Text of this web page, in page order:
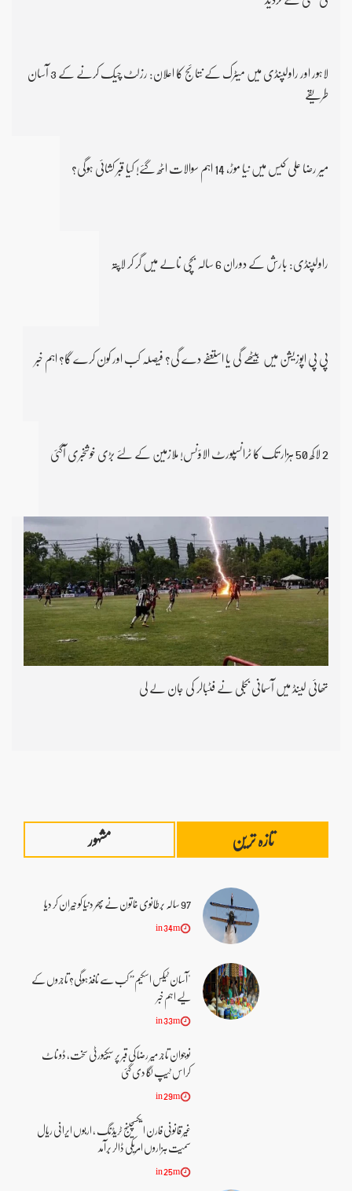
لاہور اور راولپنڈی میں میٹرک کے نتائج کا اعلان: رزلٹ چیک کرنے کے 3 آسان
طریقے
میر رضا علی کیس میں نیا موڑ، 14 اہم سوالات اٹھ گئے! کیا قبر کشائی ہوگی؟
راولپنڈی: بارش کے دوران 6 سالہ بچی نالے میں گر کر لاپتہ
پی پی اپوزیشن میں بیٹھے گی یا استعفے دے گی؟ فیصلہ کب اور کون کرے گا؟ اہم خبر
2 لاکھ 50 ہزار تک کا ٹرانسپورٹ الاؤنس! ملازمین کے لئے بڑی خوشخبری آگئی
تھائی لینڈ میں آسمانی بجلی نے فٹبالر کی جان لے لی
تازہ ترین
97 سالہ برطانوی خاتون نے پھر دنیا کو حیران کر دیا
in 34m
"آسان ٹیکس اسکیم” کب سے نافذ ہوگی؟ تاجروں کے
لیے اہم خبر
in 33m
نوجوان تاجر میر رضا کی قبر پر سیکیورٹی سخت، ڈو ناٹ
کراس ٹیپ لگا دی گئی
in 29m
غیر قانونی فارن ایکسچینج ٹریڈنگ ، اربوں ایرانی ریال
سمیت ہزاروں امریکی ڈالر برآمد
in 25m